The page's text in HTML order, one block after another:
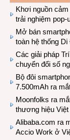
Khơi nguồn
trải nghiệm
Mở bán
toàn hệ thống
Các giải pháp
chuyển đổi số
Bộ đôi
7.500mAh ra
Moonfolks ra
thương hiệu
Alibaba.com ra
Accio Work ở